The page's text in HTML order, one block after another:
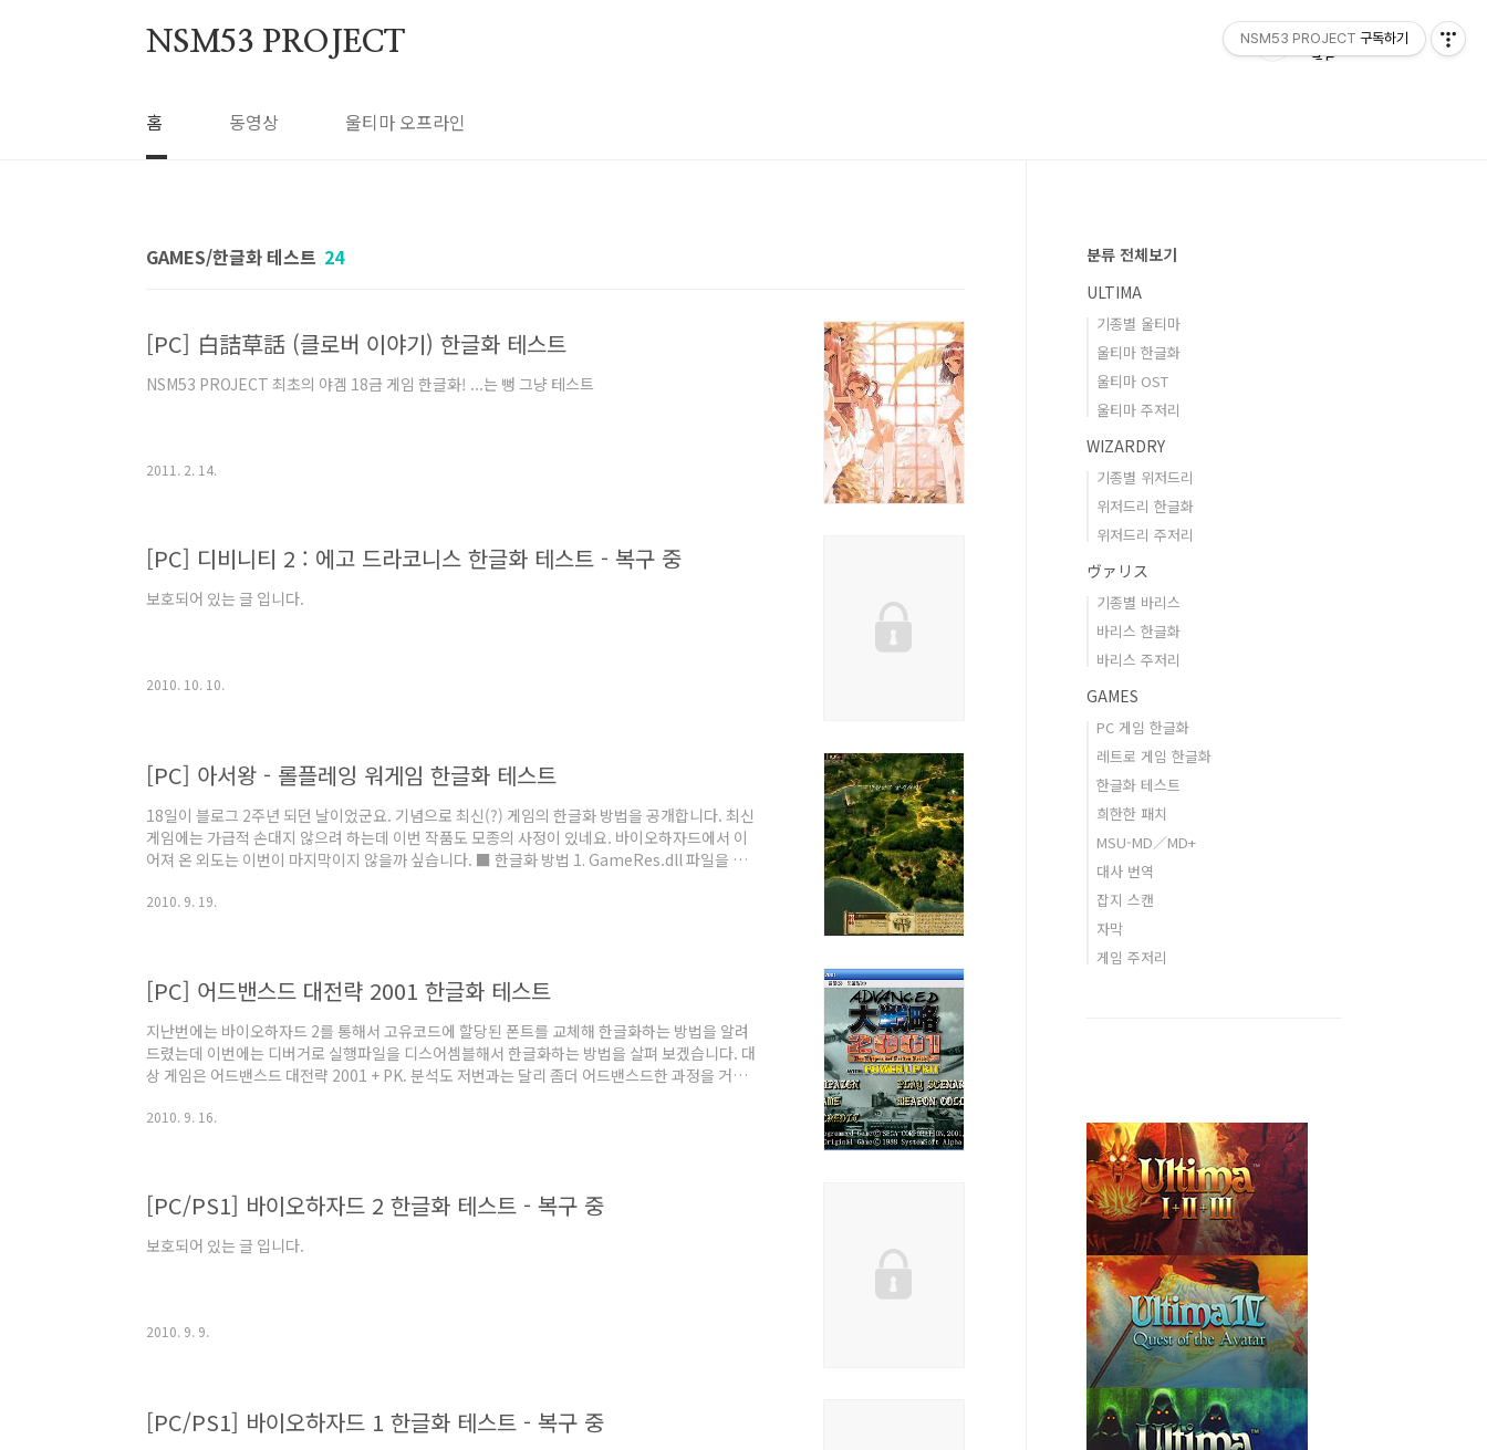
NSM53 PROJECT
홈 동영상 울티마 오프라인
GAMES/한글화 테스트 24
[PC] 白詰草話 (클로버 이야기) 한글화 테스트
NSM53 PROJECT 최초의 야겜 18금 게임 한글화! ...는 뻥 그냥 테스트
2011. 2. 14.
[PC] 디비니티 2 : 에고 드라코니스 한글화 테스트 - 복구 중
보호되어 있는 글 입니다.
2010. 10. 10.
[PC] 아서왕 - 롤플레잉 워게임 한글화 테스트
18일이 블로그 2주년 되던 날이었군요. 기념으로 최신(?) 게임의 한글화 방법을 공개합니다. 최신
게임에는 가급적 손대지 않으려 하는데 이번 작품도 모종의 사정이 있네요. 바이오하자드에서 이
어져 온 외도는 이번이 마지막이지 않을까 싶습니다. ■ 한글화 방법 1. GameRes.dll 파일을 리
한글화 방법을 소개하면서 잠깐 언급했는데 윈도의 fontlink 라는 기능 때문에 그렇습니다.
2010. 9. 19.
[PC] 어드밴스드 대전략 2001 한글화 테스트
지난번에는 바이오하자드 2를 통해서 고유코드에 할당된 폰트를 교체해 한글화하는 방법을 알려
드렸는데 이번에는 디버거로 실행파일을 디스어셈블해서 한글화하는 방법을 살펴 보겠습니다. 대
상 게임은 어드밴스드 대전략 2001 + PK. 분석도 저번과는 달리 좀더 어드밴스드한 과정을 거칩
더라도 공개할 예정은 없으니 뜻 있는 분들이 새로 진행하시면 좋겠군요. 일단 세이프디스크가 적
2010. 9. 16.
[PC/PS1] 바이오하자드 2 한글화 테스트 - 복구 중
보호되어 있는 글 입니다.
2010. 9. 9.
[PC/PS1] 바이오하자드 1 한글화 테스트 - 복구 중
분류 전체보기
ULTIMA
기종별 울티마
울티마 한글화
울티마 OST
울티마 주저리
WIZARDRY
기종별 위저드리
위저드리 한글화
위저드리 주저리
ヴァリス
기종별 바리스
바리스 한글화
바리스 주저리
GAMES
PC 게임 한글화
레트로 게임 한글화
한글화 테스트
희한한 패치
MSU-MD／MD+
대사 번역
잡지 스캔
자막
게임 주저리
NSM53 PROJECT 구독하기